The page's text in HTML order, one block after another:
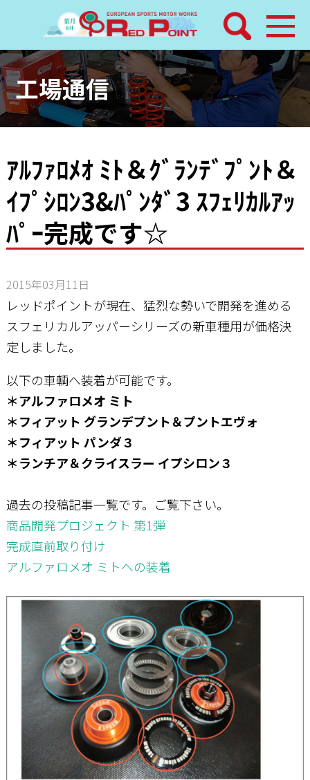
検索
ホーム
トピックス
レッドポイントパーツ
その他サービス
工場通信
お問い合わせ
工場通信
ｱﾙﾌｧﾛﾒｵ ﾐﾄ＆ｸﾞﾗﾝﾃﾞﾌﾟﾝﾄ＆
ｲﾌﾟｼﾛﾝ3&ﾊﾟﾝﾀﾞ3 ｽﾌｪﾘｶﾙｱｯ
ﾊﾟｰ完成です☆
2015年03月11日
レッドポイントが現在、猛烈な勢いで開発を進める
スフェリカルアッパーシリーズの新車種用が価格決
定しました。
以下の車輌へ装着が可能です。
＊アルファロメオ ミト
＊フィアット グランデプント＆プントエヴォ
＊フィアット パンダ３
＊ランチア＆クライスラー イプシロン３
過去の投稿記事一覧です。ご覧下さい。
商品開発プロジェクト 第1弾
完成直前取り付け
アルファロメオ ミトへの装着